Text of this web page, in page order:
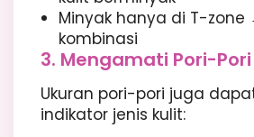
Minyak hanya di T-zone
kombinasi
3. Mengamati Pori-
Ukuran pori-pori juga
indikator jenis kulit: